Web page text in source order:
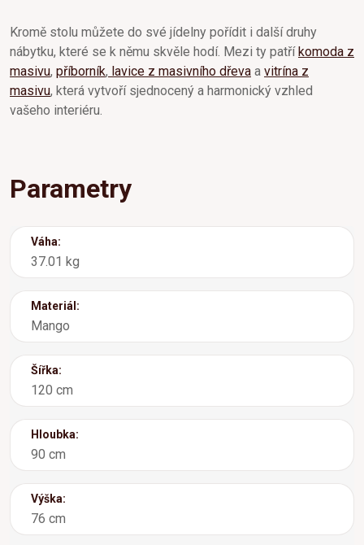
Kromě stolu můžete do své jídelny pořídit i další druhy
nábytku, které se k němu skvěle hodí. Mezi ty patříkomoda z
masivu, příborník, lavice z masivního dřeva a vitrína z
masivu, která vytvoří sjednocený a harmonický vzhled
vašeho interiéru.
Parametry
Váha:
37.01 kg
Materiál:
Mango
Šířka:
120 cm
Hloubka:
90 cm
Výška:
76 cm